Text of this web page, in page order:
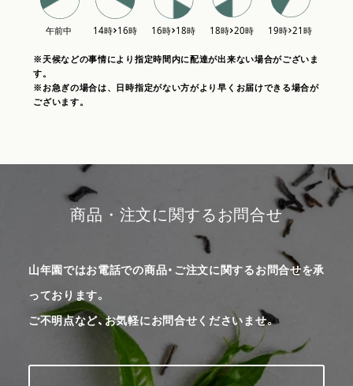
※天候などの事情により指定時間内に配達が出来ない場合がございま
す。
※お急ぎの場合は、日時指定がない方がより早くお届けできる場合が
ございます。
商品・注文に関するお問合せ
山年園ではお電話での商品・ご注文に関するお問合せを承
っております。
ご不明点など、お気軽にお問合せくださいませ。